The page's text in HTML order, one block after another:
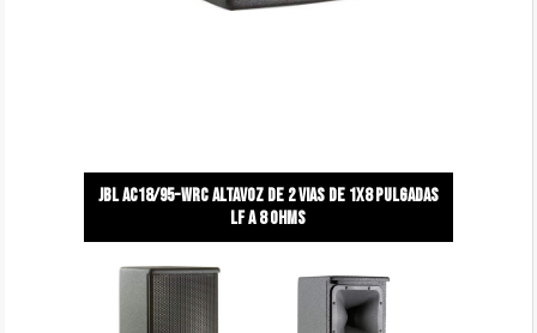
Jbl ac18/95-Wrc altavoz de 2 vias de 1x8 pulgadas
lf a 8 ohms